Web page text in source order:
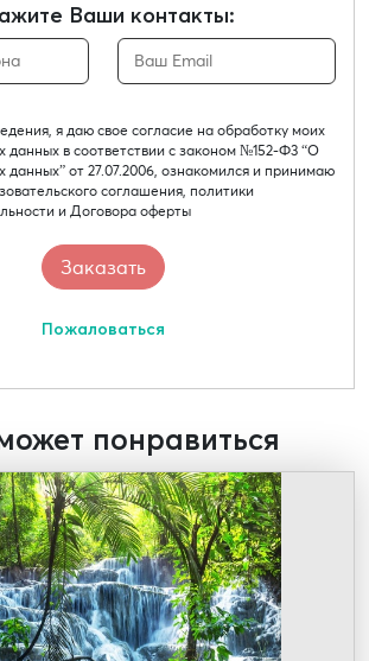
Ваши контакты:
я даю свое согласие на обработку моих
данных в соответствии с законом №152-Ф3 “О
данных” от 27.07.2006, ознакомился и принимаю
соглашения, политики
и Договора оферты
Пожаловаться
понравиться